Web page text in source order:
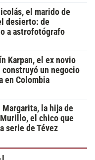
el marido de
desierto: de
a astrofotógrafo
Karpan, el ex novio
construyó un negocio
en Colombia
la hija de
el chico que
serie de Tévez